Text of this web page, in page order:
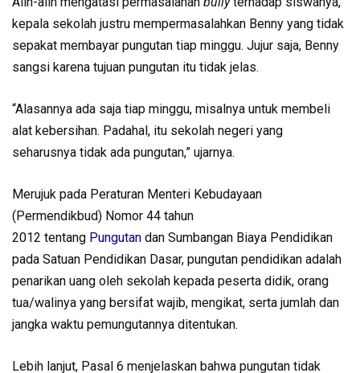
kepala sekolah justru mempermasalahkan Benny yang tidak
sepakat membayar pungutan tiap minggu. Jujur saja, Benny
sangsi karena tujuan pungutan itu tidak jelas.
“Alasannya ada saja tiap minggu, misalnya untuk membeli
alat kebersihan. Padahal, itu sekolah negeri yang
seharusnya tidak ada pungutan,” ujarnya.
Merujuk pada Peraturan Menteri Kebudayaan
(Permendikbud) Nomor 44 tahun
2012 tentang Pungutan dan Sumbangan Biaya Pendidikan
pada Satuan Pendidikan Dasar, pungutan pendidikan adalah
penarikan uang oleh sekolah kepada peserta didik, orang
tua/walinya yang bersifat wajib, mengikat, serta jumlah dan
jangka waktu pemungutannya ditentukan.
Lebih lanjut, Pasal 6 menjelaskan bahwa pungutan tidak